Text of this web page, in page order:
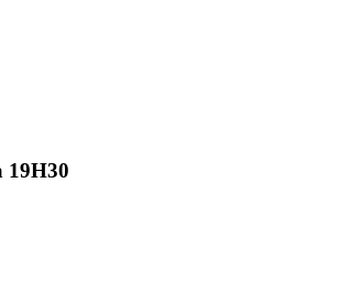
19H30